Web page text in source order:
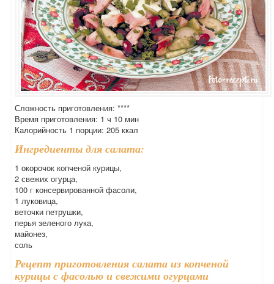
Сложность приготовления: ****
Время приготовления: 1 ч 10 мин
Калорийность 1 порции: 205 ккал
Ингредиенты для салата:
1 окорочок копченой курицы,
2 свежих огурца,
100 г консервированной фасоли,
1 луковица,
веточки петрушки,
перья зеленого лука,
майонез,
соль
Рецепт приготовления салата из копченой
курицы с фасолью и свежими огурцами